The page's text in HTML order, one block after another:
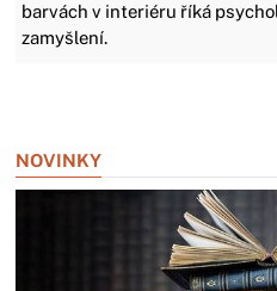
barvách v interiéru říká
zamyšlení.
NOVINKY